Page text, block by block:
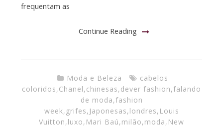
frequentam as
Continue Reading
Moda e Beleza
cabelos
coloridos,Chanel,chinesas,dever fashion,falando
de moda,fashion
week, grifes, Japonesas,londres, Louis
Vuitton,luxo, Mari Baú,milão,moda, New